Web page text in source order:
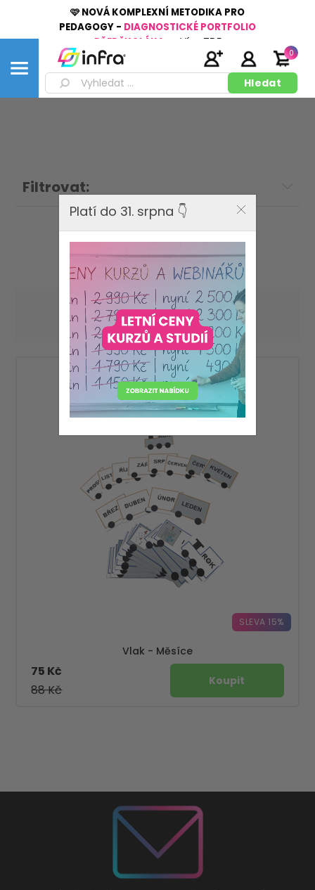
🩷 NOVÁ KOMPLEXNÍ METODIKA PRO
PEDAGOGY - DIAGNOSTICKÉ PORTFOLIO
PŘEDŠKOLÁKA
Více ZDE
0
Filtrovat:
Oskola s.r.o.
Seřadit podle
Zobrazit
na stránku
SLEVA 15%
Vlak - Měsíce
88 Kč
75 Kč
Platí do 31. srpna 👇